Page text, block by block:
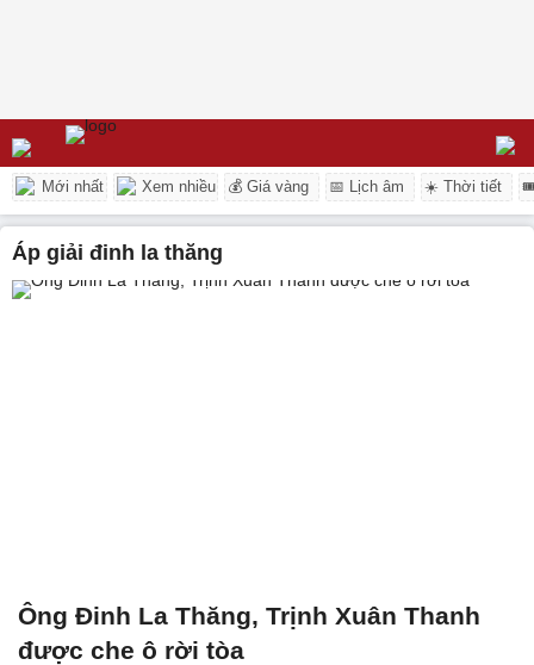
Mới nhất Xem nhiều 💰 Giá vàng 📅 Lịch âm ☀️ Thời tiết
Áp giải đinh la thăng
Ông Đinh La Thăng, Trịnh Xuân Thanh
được che ô rời tòa